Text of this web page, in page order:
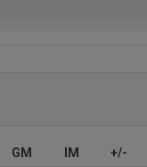
GM IM +/-